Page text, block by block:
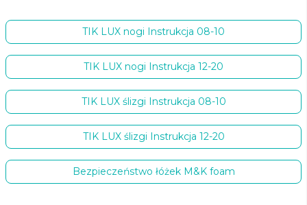
TIK LUX nogi Instrukcja 08-10
TIK LUX nogi Instrukcja 12-20
TIK LUX ślizgi Instrukcja 08-10
TIK LUX ślizgi Instrukcja 12-20
Bezpieczeństwo łóżek M&K foam